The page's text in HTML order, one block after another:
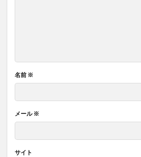
名前 ※
メール※
サイト